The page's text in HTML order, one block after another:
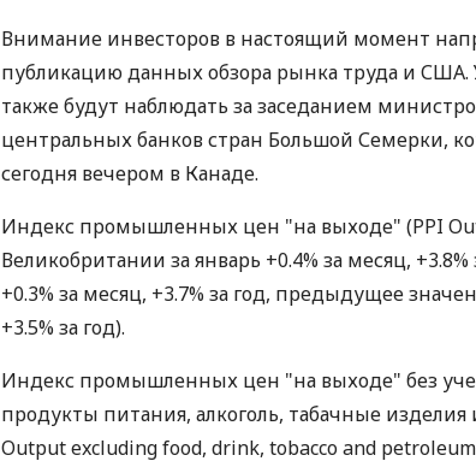
Внимание инвесторов в настоящий момент
публикацию данных обзора рынка труда и
также будут наблюдать за заседанием
центральных банков стран Большой Семерки,
сегодня вечером в Канаде.
Индекс промышленных цен "на выходе" (PPI
Великобритании за январь +0.4% за месяц, +3.8%
+0.3% за месяц, +3.7% за год, предыдущее
+3.5% за год).
Индекс промышленных цен "на выходе" без
продукты питания, алкоголь, табачные изделия
Output excluding food, drink, tobacco and